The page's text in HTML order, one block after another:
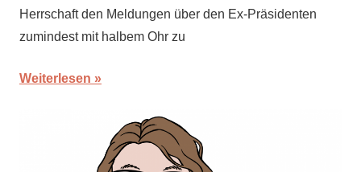
Herrschaft den Meldungen über den Ex-Präsidenten
zumindest mit halbem Ohr zu
Weiterlesen